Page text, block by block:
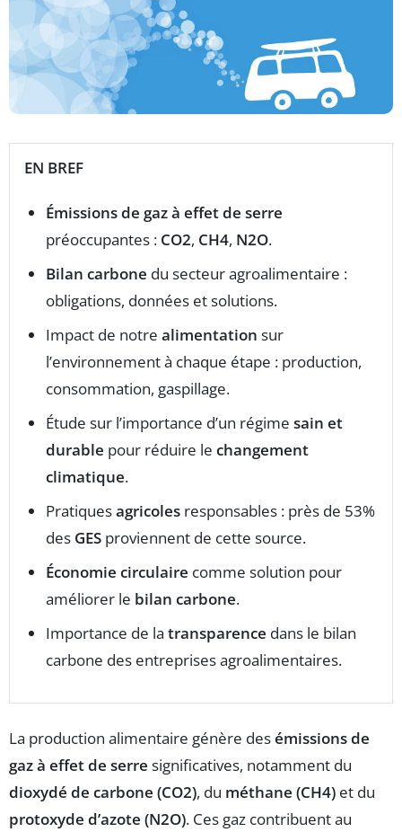
EN BREF
Émissions de gaz à effet de serre
préoccupantes : CO2, CH4, N2O.
Bilan carbone du secteur agroalimentaire :
obligations, données et solutions.
Impact de notre alimentation sur
l’environnement à chaque étape : production,
consommation, gaspillage.
Étude sur l’importance d’un régime sain et
durable pour réduire le changement
climatique.
Pratiquesagricoles responsables : près de 53%
des GES proviennent de cette source.
Économie circulaire comme solution pour
améliorer le bilan carbone.
Importance de la transparence dans le bilan
carbone des entreprises agroalimentaires.
La production alimentaire génère desémissions de
gaz à effet de serre significatives, notamment du
dioxydé de carbone (CO2), du méthane (CH4) et du
protoxyde d’azote (N2O). Ces gaz contribuent au